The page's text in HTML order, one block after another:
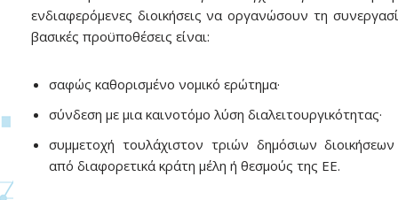
ενδιαφερόμενες διοικήσεις να οργανώσουν τη
βασικές προϋποθέσεις είναι:
σαφώς καθορισμένο νομικό ερώτημα·
σύνδεση με μια καινοτόμο λύση διαλειτουργικότητας·
συμμετοχή τουλάχιστον τριών δημόσιων
από διαφορετικά κράτη μέλη ή θεσμούς της ΕΕ.